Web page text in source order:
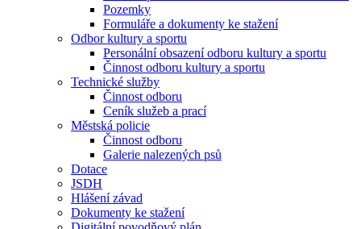
Pozemky
Formuláře a dokumenty ke stažení
Odbor kultury a sportu
Personální obsazení odboru kultury a sportu
Činnost odboru kultury a sportu
Technické služby
Činnost odboru
Ceník služeb a prací
Městská policie
Činnost odboru
Galerie nalezených psů
Dotace
JSDH
Hlášení závad
Dokumenty ke stažení